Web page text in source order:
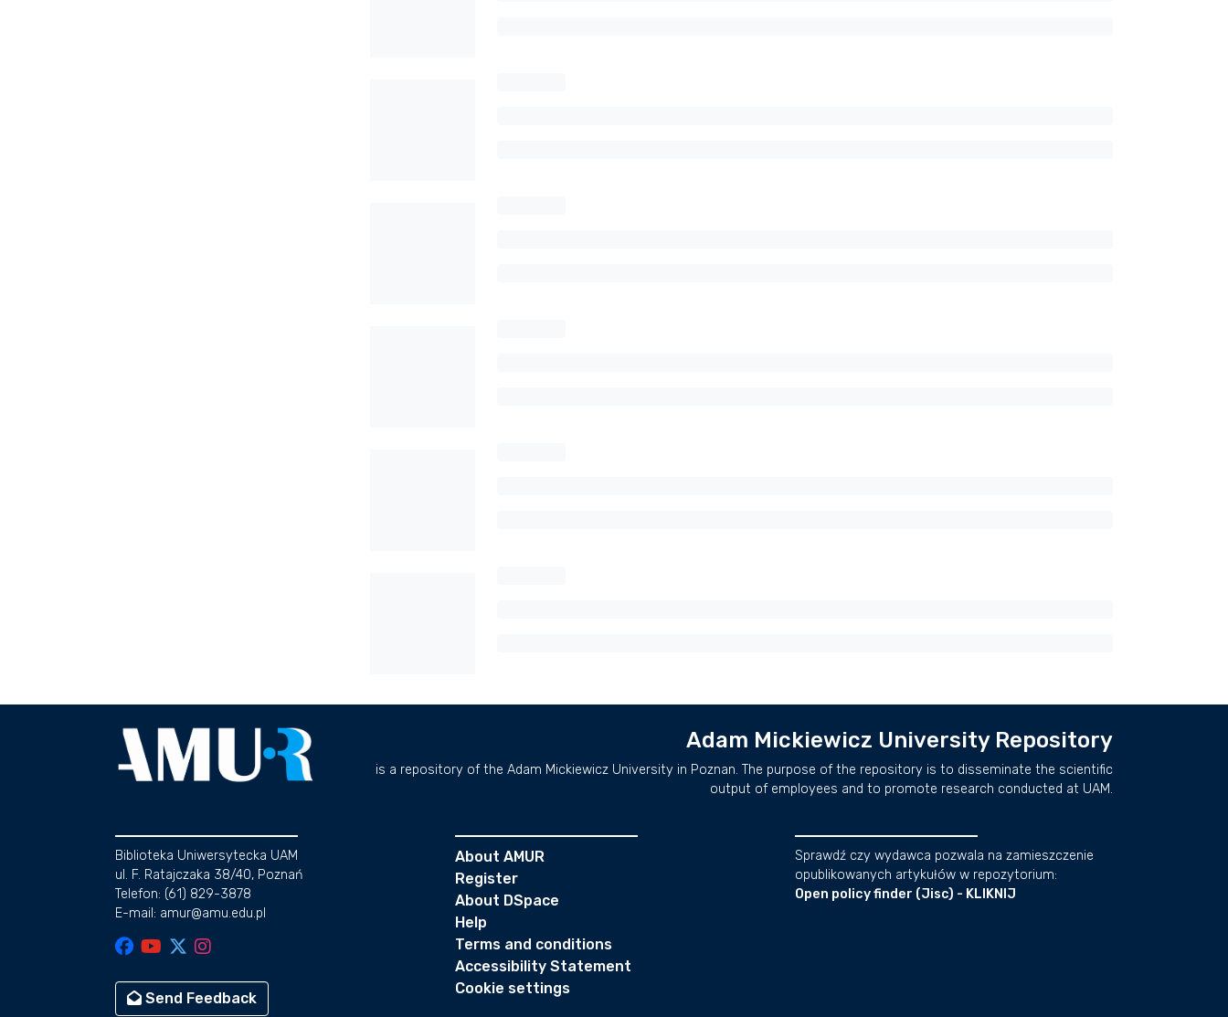
Adam Mickiewicz University Repository
is a repository of the Adam Mickiewicz University in Poznan. The purpose of the repository is to disseminate the scientific
output of employees and to promote research conducted at UAM.
Biblioteka Uniwersytecka UAM
ul. F. Ratajczaka 38/40, Poznań
Telefon: (61) 829-3878
E-mail: amur@amu.edu.pl
Send Feedback
About AMUR
Register
About DSpace
Help
Terms and conditions
Accessibility Statement
Cookie settings
Sprawdź czy wydawca pozwala na zamieszczenie
opublikowanych artykułów w repozytorium:
Open policy finder (Jisc) - KLIKNIJ